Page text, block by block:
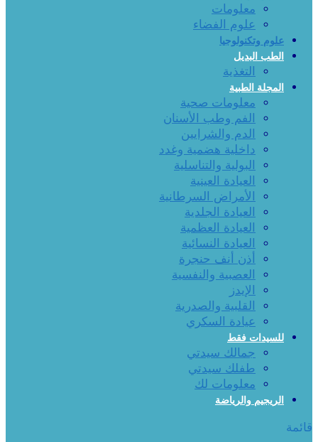
معلومات
علوم الفضاء
علوم وتكنولوجيا
الطب البديل
التغذية
المجلة الطبية
معلومات صحية
الفم وطب الأسنان
الدم والشرايين
داخلية هضمية وغدد
البولية والتناسلية
العيادة العينية
الأمراض السرطانية
العيادة الجلدية
العيادة العظمية
العيادة النسائية
أذن أنف حنجرة
العصبية والنفسية
الإيدز
القلبية والصدرية
عيادة السكري
للسيدات فقط
جمالك سيدتي
طفلك سيدتي
معلومات لك
الريجيم والرياضة
قائمة